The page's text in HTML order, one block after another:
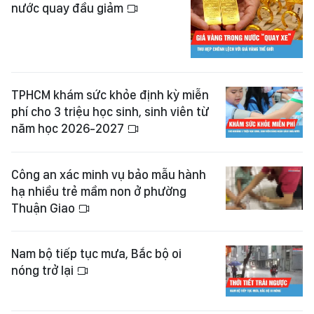
nước quay đầu giảm
TPHCM khám sức khỏe định kỳ miễn
phí cho 3 triệu học sinh, sinh viên từ
năm học 2026-2027
Công an xác minh vụ bảo mẫu hành
hạ nhiều trẻ mầm non ở phường
Thuận Giao
Nam bộ tiếp tục mưa, Bắc bộ oi
nóng trở lại